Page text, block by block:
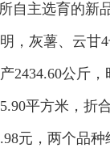
自主选育的新
，灰薯、云甘
2434.60公斤，
平方米，折
元，两个品